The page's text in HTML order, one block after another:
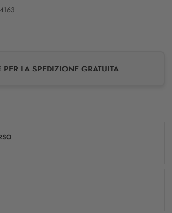
LA SPEDIZIONE GRATUITA